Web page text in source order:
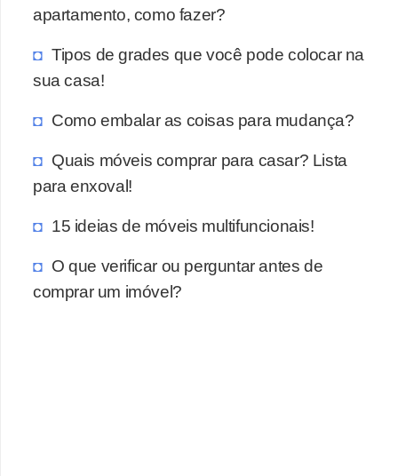
apartamento, como fazer?
Tipos de grades que você pode colocar na
sua casa!
Como embalar as coisas para mudança?
Quais móveis comprar para casar? Lista
para enxoval!
15 ideias de móveis multifuncionais!
O que verificar ou perguntar antes de
comprar um imóvel?